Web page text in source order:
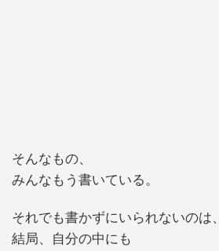
そんなもの、
みんなもう書いている。
それでも書かずにいられないのは、
結局、自分の中にも